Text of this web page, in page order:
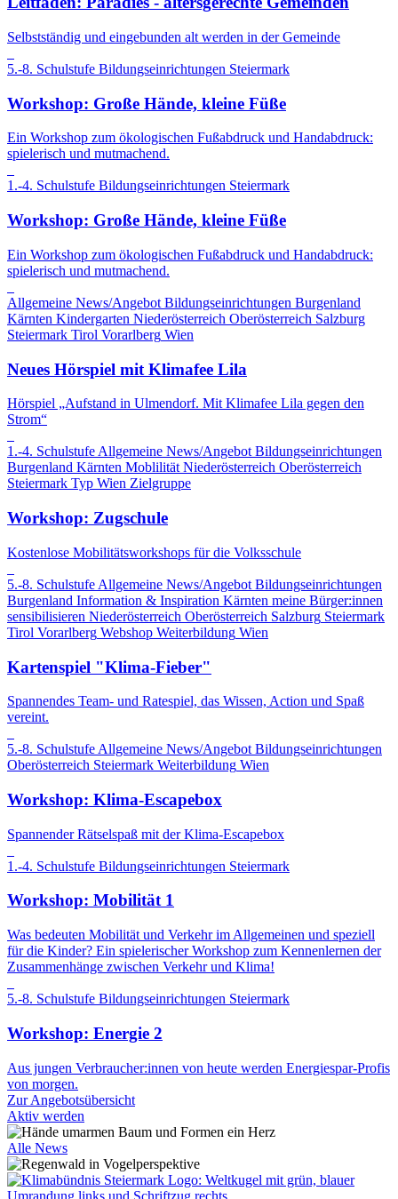
Selbstständig und eingebunden alt werden in der Gemeinde
5.-8. Schulstufe Bildungseinrichtungen Steiermark
Workshop: Große Hände, kleine Füße
Ein Workshop zum ökologischen Fußabdruck und Handabdruck:
spielerisch und mutmachend.
1.-4. Schulstufe Bildungseinrichtungen Steiermark
Workshop: Große Hände, kleine Füße
Ein Workshop zum ökologischen Fußabdruck und Handabdruck:
spielerisch und mutmachend.
Allgemeine News/Angebot Bildungseinrichtungen Burgenland
Kärnten Kindergarten Niederösterreich Oberösterreich Salzburg
Steiermark Tirol Vorarlberg Wien
Neues Hörspiel mit Klimafee Lila
Hörspiel „Aufstand in Ulmendorf. Mit Klimafee Lila gegen den
Strom“
1.-4. Schulstufe Allgemeine News/Angebot Bildungseinrichtungen
Burgenland Kärnten Moblilität Niederösterreich Oberösterreich
Steiermark Typ Wien Zielgruppe
Workshop: Zugschule
Kostenlose Mobilitätsworkshops für die Volksschule
5.-8. Schulstufe Allgemeine News/Angebot Bildungseinrichtungen
Burgenland Information & Inspiration Kärnten meine Bürger:innen
sensibilisieren Niederösterreich Oberösterreich Salzburg Steiermark
Tirol Vorarlberg Webshop Weiterbildung Wien
Kartenspiel "Klima-Fieber"
Spannendes Team- und Ratespiel, das Wissen, Action und Spaß
vereint.
5.-8. Schulstufe Allgemeine News/Angebot Bildungseinrichtungen
Oberösterreich Steiermark Weiterbildung Wien
Workshop: Klima-Escapebox
Spannender Rätselspaß mit der Klima-Escapebox
1.-4. Schulstufe Bildungseinrichtungen Steiermark
Workshop: Mobilität 1
Was bedeuten Mobilität und Verkehr im Allgemeinen und speziell
für die Kinder? Ein spielerischer Workshop zum Kennenlernen der
Zusammenhänge zwischen Verkehr und Klima!
5.-8. Schulstufe Bildungseinrichtungen Steiermark
Workshop: Energie 2
Aus jungen Verbraucher:innen von heute werden Energiespar-Profis
von morgen.
Zur Angebotsübersicht
Aktiv werden
Alle News